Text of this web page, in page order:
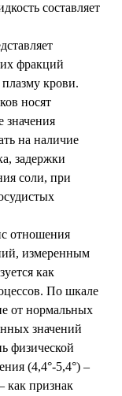
составляет
фракций
крови.
носят
на наличие
задержки
соли, при
отношения
измеренным
как
По шкале
от нормальных
значений
физической
(4,4°-5,4°) –
как признак